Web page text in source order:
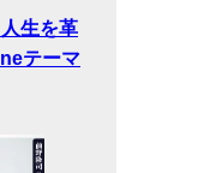
生を革
テーマ